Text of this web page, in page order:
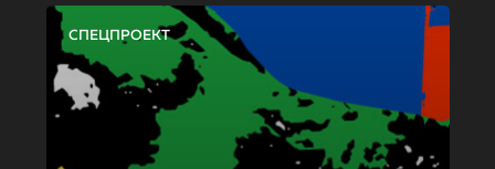
СПЕЦПРОЕКТ